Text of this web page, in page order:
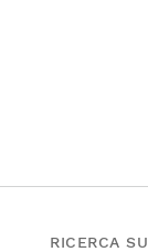
RICERCA